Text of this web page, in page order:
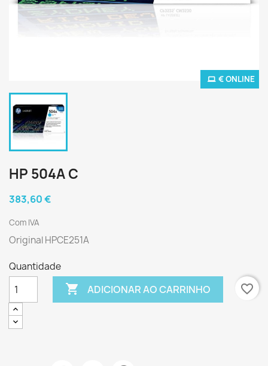
€ ONLINE
HP 504A C
383,60 €
Com IVA
Original HPCE251A
Quantidade
 ADICIONAR AO CARRINHO favorite_border